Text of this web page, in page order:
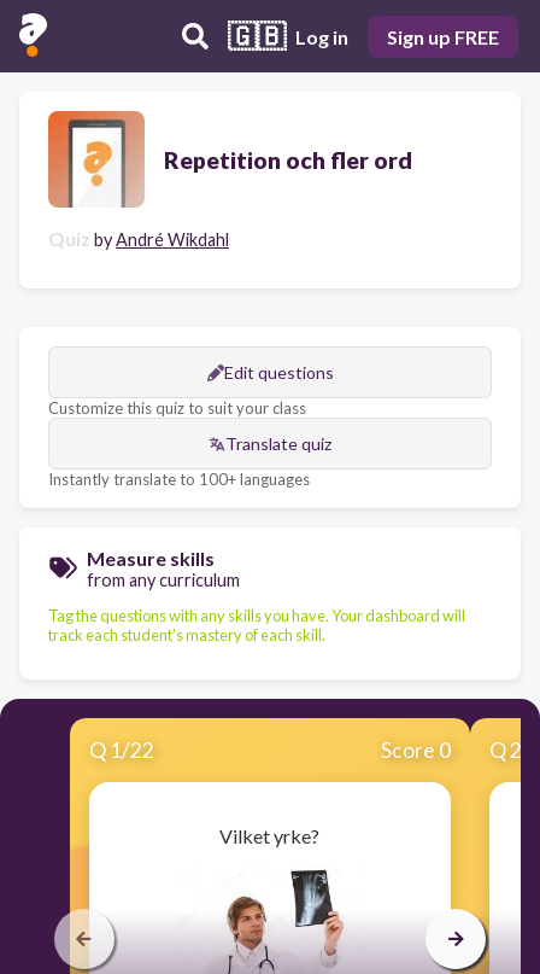
🇬🇧 Log in Sign up FREE
Repetition och fler ord
Quiz byAndré Wikdahl
Edit questions
Customize this quiz to suit your class
Translate quiz
Instantly translate to 100+ languages
Measure skills
from any curriculum
Tag the questions with any skills you have. Your dashboard will
track each student's mastery of each skill.
Q 1/22 Score 0
Vilket yrke?
Q2